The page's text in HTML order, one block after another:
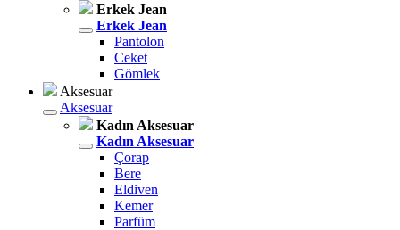
Erkek Jean
Erkek Jean
Pantolon
Ceket
Gömlek
Aksesuar
Aksesuar
Kadın Aksesuar
Kadın Aksesuar
Çorap
Bere
Eldiven
Kemer
Parfüm